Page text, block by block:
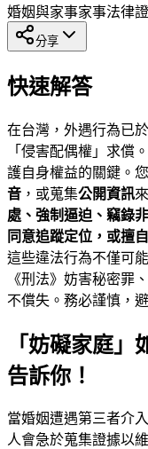
婚姻與家事家事法律
分享
快速解答
在台灣，外遇行為已
「侵害配偶權」求償
護自身權益的關鍵。
音 ，或蒐集公開資訊
處、強制逼迫、竊錄
同意追蹤定位，或擅
這些違法行為不僅可
《刑法》妨害秘密罪
不償失。務必謹慎，
「妨礙家庭
告訴你！
當婚姻遭遇第三者介
人會急於蒐集證據以